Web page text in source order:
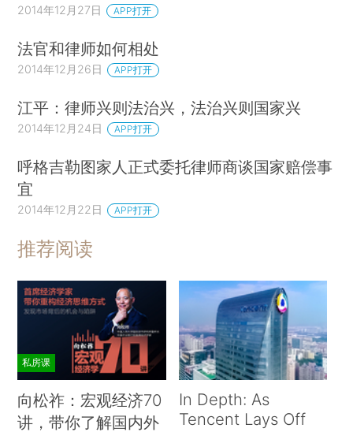
2014年12月27日 APP打开
法官和律师如何相处
2014年12月26日 APP打开
江平：律师兴则法治兴，法治兴则国家兴
2014年12月24日 APP打开
呼格吉勒图家人正式委托律师商谈国家赔偿事
宜
2014年12月22日 APP打开
推荐阅读
私房课
向松祚：宏观经济70
讲，带你了解国内外
In Depth: As
Tencent Lays Off